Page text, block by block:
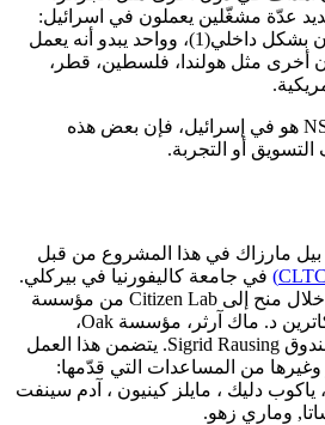
عدّة مشغّلين يعملون في اسرائيل:
بشكل داخلي(1)،
وواحد يبدو أنه يعمل
أخرى مثل هولندا، فلسطين، قطر،
(1) بما أن مقر مجموعة NSO هو في إسرائيل، فإن بعض هذه
أو التجربة.
بيل مارزاك في هذا المشروع من قبل
في جامعة كاليفورنيا في بيركلي.
كما تم دعم هذا العمل من خلال منح إلى Citizen Lab من مؤسسة
فورد، مؤسسة جون ت. وكاترين د. ماك آرثر، مؤسسة Oak،
مؤسسة Open Society وصندوق Sigrid Rausing. يتضمن هذا العمل
وغيرها من المساعدات التي قدّمها:
دليك ، مايلز كينيون ، آدم سينفت
وماري زهو.